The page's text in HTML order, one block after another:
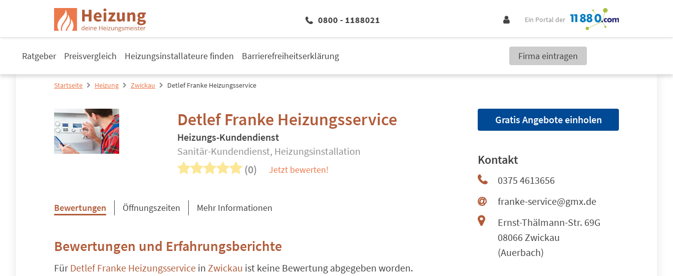
0800 - 1188021 Ein Portal der
Ratgeber Preisvergleich Heizungsinstallateure finden Barrierefreiheitserklärung Firma eintragen
Startseite Heizung Zwickau Detlef Franke Heizungsservice
Detlef Franke Heizungsservice
Heizungs-Kundendienst
Sanitär-Kundendienst, Heizungsinstallation
(0) Jetzt bewerten!
Bewertungen Öffnungszeiten Mehr Informationen
Bewertungen und Erfahrungsberichte
Für Detlef Franke Heizungsservice in Zwickau ist keine Bewertung abgegeben worden.
Gratis Angebote einholen
Kontakt
0375 4613656
franke-service@gmx.de
Ernst-Thälmann-Str. 69G
08066 Zwickau
(Auerbach)